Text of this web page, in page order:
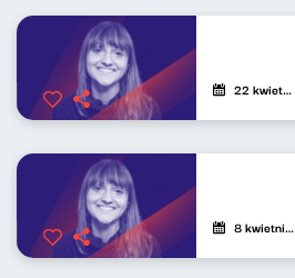
22 kwietnia 2023
8 kwietnia 2023